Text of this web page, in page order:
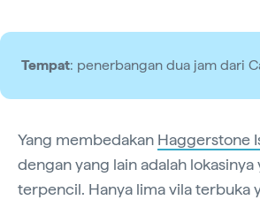
Tempat: penerbangan dua jam dari
Yang membedakan Haggerstone
dengan yang lain adalah lokasinya
terpencil. Hanya lima vila terbuka